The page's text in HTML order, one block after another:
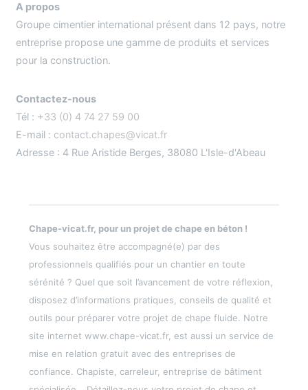
A propos
Groupe cimentier international présent dans 12 pays, notre
entreprise propose une gamme de produits et services
pour la construction.
Contactez-nous
Tél : +33 (0) 4 74 27 59 00
E-mail : contact.chapes@vicat.fr
Adresse : 4 Rue Aristide Berges, 38080 L'Isle-d'Abeau
Chape-vicat.fr, pour un projet de chape en béton !
Vous souhaitez être accompagné(e) par des
professionnels qualifiés pour un chantier en toute
sérénité ? Quel que soit l’avancement de votre réflexion,
disposez d’informations pratiques, conseils de qualité et
outils pour préparer votre projet de chape fluide. Notre
site internet www.chape-vicat.fr, est aussi un service de
mise en relation gratuit avec des entreprises de
confiance. Chapiste, carreleur, entreprise de bâtiment